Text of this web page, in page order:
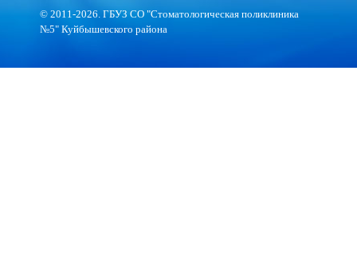
© 2011-2026. ГБУЗ СО "Стоматологическая поликлиника
№5" Куйбышевского района